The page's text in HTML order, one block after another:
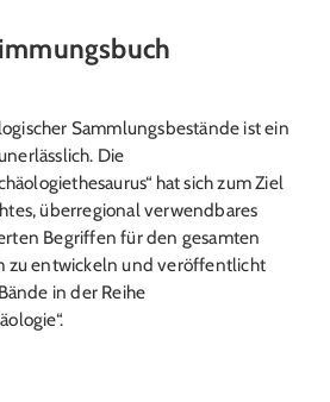
Sammlungsbestände ist ein
Die
hat sich zum Ziel
überregional verwendbares
Begriffen für den gesamten
zu entwickeln und veröffentlicht
in der Reihe